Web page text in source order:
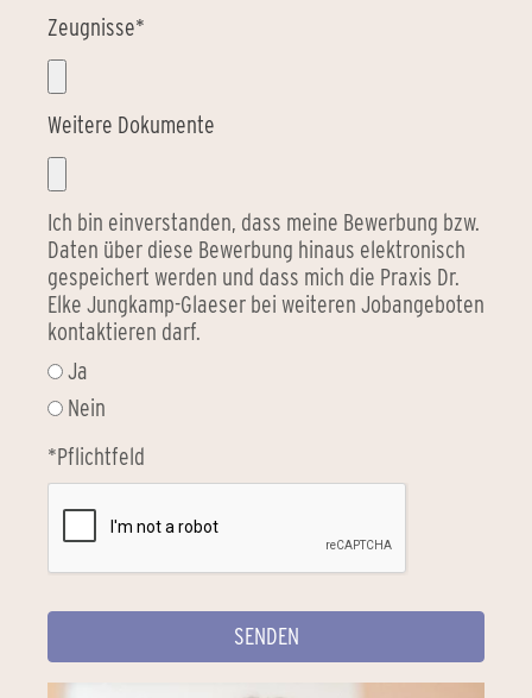
Zeugnisse*
Weitere Dokumente
Ich bin einverstanden, dass meine Bewerbung bzw.
Daten über diese Bewerbung hinaus elektronisch
gespeichert werden und dass mich die Praxis Dr.
Elke Jungkamp-Glaeser bei weiteren Jobangeboten
kontaktieren darf.
Ja
Nein
*Pflichtfeld